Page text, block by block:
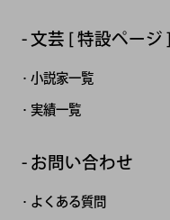
文芸 [ 特設ページ ]
小説家一覧
実績一覧
お問い合わせ
よくある質問